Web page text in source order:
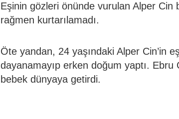
Eşinin gözleri önünde vurulan Alper Cin
rağmen kurtarılamadı.
Öte yandan, 24 yaşındaki Alper Cin’in
dayanamayıp erken doğum yaptı.
bebek dünyaya getirdi.